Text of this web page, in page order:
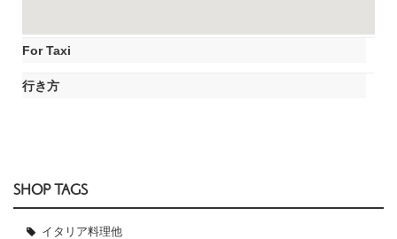
For Taxi
行き方
SHOP TAGS
イタリア料理他